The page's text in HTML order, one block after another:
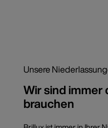
Unsere
Wir sind immer
brauchen